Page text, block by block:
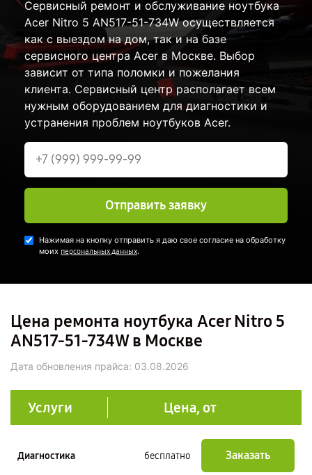
Сервисный ремонт и обслуживание ноутбука
Acer Nitro 5 AN517-51-734W осуществляется
как с выездом на дом, так и на базе
сервисного центра Acer в Москве. Выбор
зависит от типа поломки и пожелания
клиента. Сервисный центр располагает всем
нужным оборудованием для диагностики и
устранения проблем ноутбуков Acer.
Отправить заявку
Нажимая на кнопку отправить я даю свое согласие на обработку
моих персональных данных.
Цена ремонта ноутбука Acer Nitro 5
AN517-51-734W в Москве
Дата обновления прайса: 03.08.2026
Услуги Цена, от
Диагностика бесплатно Заказать